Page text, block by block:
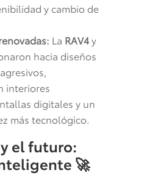
y cambio de
La RAV4y
hacia diseños
interiores
digitales y un
más tecnológico.
el futuro:
🚀